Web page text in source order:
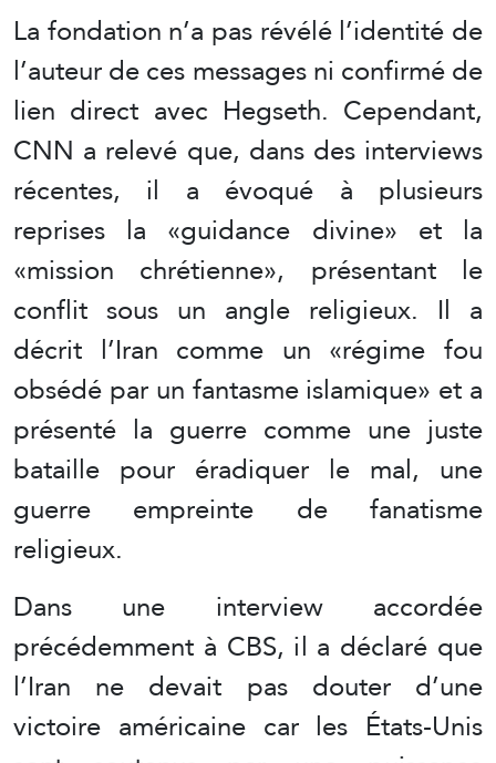
La fondation n’a pas révélé l’identité de
l’auteur de ces messages ni confirmé de
lien direct avec Hegseth. Cependant,
CNN a relevé que, dans des interviews
récentes, il a évoqué à plusieurs
reprises la «guidance divine» et la
«mission chrétienne», présentant le
conflit sous un angle religieux. Il a
décrit l’Iran comme un «régime fou
obsédé par un fantasme islamique» et a
présenté la guerre comme une juste
bataille pour éradiquer le mal, une
guerre empreinte de fanatisme
religieux.
Dans une interview accordée
précédemment à CBS, il a déclaré que
l’Iran ne devait pas douter d’une
victoire américaine car les États-Unis